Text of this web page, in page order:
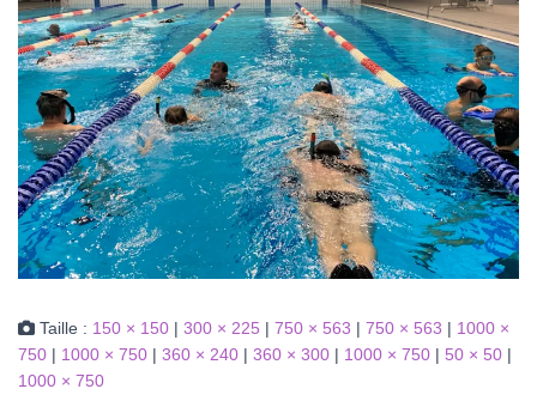
Taille : 150 × 150 | 300 × 225 | 750 × 563 | 750 × 563 | 1000 ×
750 | 1000 × 750 | 360 × 240 | 360 × 300 | 1000 × 750 | 50 × 50 |
1000 × 750